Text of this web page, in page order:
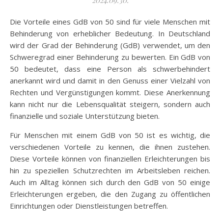
Die Vorteile eines GdB von 50 sind für viele Menschen mit
Behinderung von erheblicher Bedeutung. In Deutschland
wird der Grad der Behinderung (GdB) verwendet, um den
Schweregrad einer Behinderung zu bewerten. Ein GdB von
50 bedeutet, dass eine Person als schwerbehindert
anerkannt wird und damit in den Genuss einer Vielzahl von
Rechten und Vergünstigungen kommt. Diese Anerkennung
kann nicht nur die Lebensqualität steigern, sondern auch
finanzielle und soziale Unterstützung bieten.
Für Menschen mit einem GdB von 50 ist es wichtig, die
verschiedenen Vorteile zu kennen, die ihnen zustehen.
Diese Vorteile können von finanziellen Erleichterungen bis
hin zu speziellen Schutzrechten im Arbeitsleben reichen.
Auch im Alltag können sich durch den GdB von 50 einige
Erleichterungen ergeben, die den Zugang zu öffentlichen
Einrichtungen oder Dienstleistungen betreffen.